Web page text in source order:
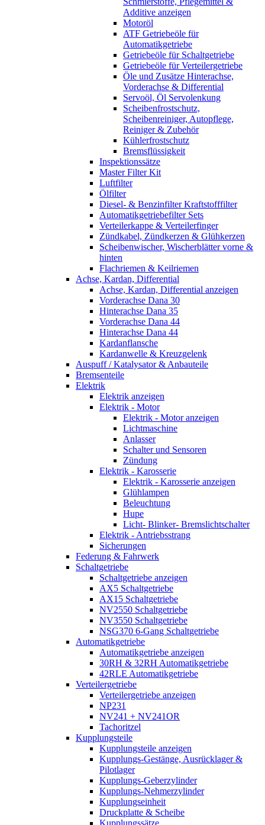
Additive anzeigen
Motoröl
ATF Getriebeöle für
Automatikgetriebe
Getriebeöle für Schaltgetriebe
Getriebeöle für Verteilergetriebe
Öle und Zusätze Hinterachse,
Vorderachse & Differential
Servoöl, Öl Servolenkung
Scheibenfrostschutz,
Scheibenreiniger, Autopflege,
Reiniger & Zubehör
Kühlerfrostschutz
Bremsflüssigkeit
Inspektionssätze
Master Filter Kit
Luftfilter
Ölfilter
Diesel- & Benzinfilter Kraftstofffilter
Automatikgetriebefilter Sets
Verteilerkappe & Verteilerfinger
Zündkabel, Zündkerzen & Glühkerzen
Scheibenwischer, Wischerblätter vorne &
hinten
Flachriemen & Keilriemen
Achse, Kardan, Differential
Achse, Kardan, Differential anzeigen
Vorderachse Dana 30
Hinterachse Dana 35
Vorderachse Dana 44
Hinterachse Dana 44
Kardanflansche
Kardanwelle & Kreuzgelenk
Auspuff / Katalysator & Anbauteile
Bremsenteile
Elektrik
Elektrik anzeigen
Elektrik - Motor
Elektrik - Motor anzeigen
Lichtmaschine
Anlasser
Schalter und Sensoren
Zündung
Elektrik - Karosserie
Elektrik - Karosserie anzeigen
Glühlampen
Beleuchtung
Hupe
Licht- Blinker- Bremslichtschalter
Elektrik - Antriebsstrang
Sicherungen
Federung & Fahrwerk
Schaltgetriebe
Schaltgetriebe anzeigen
AX5 Schaltgetriebe
AX15 Schaltgetriebe
NV2550 Schaltgetriebe
NV3550 Schaltgetriebe
NSG370 6-Gang Schaltgetriebe
Automatikgetriebe
Automatikgetriebe anzeigen
30RH & 32RH Automatikgetriebe
42RLE Automatikgetriebe
Verteilergetriebe
Verteilergetriebe anzeigen
NP231
NV241 + NV241OR
Tachoritzel
Kupplungsteile
Kupplungsteile anzeigen
Kupplungs-Gestänge, Ausrücklager &
Pilotlager
Kupplungs-Geberzylinder
Kupplungs-Nehmerzylinder
Kupplungseinheit
Druckplatte & Scheibe
Kupplungssätze